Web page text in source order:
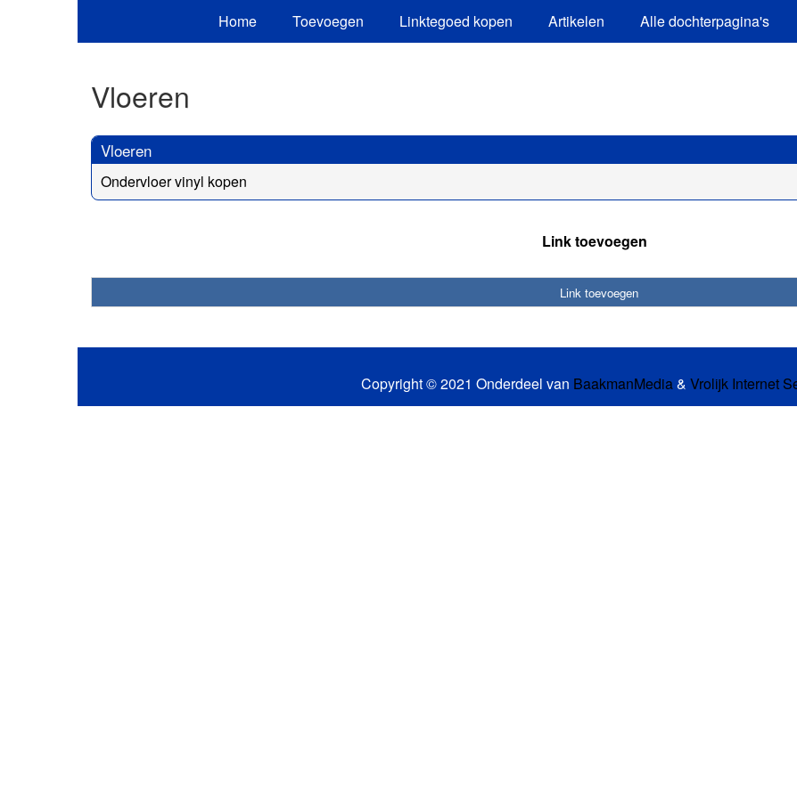
Home Toevoegen Linktegoed kopen Artikelen Alle dochterpagina's
Vloeren
Vloeren
Ondervloer vinyl kopen
Link toevoegen
Link toevoegen
Copyright © 2021 Onderdeel van BaakmanMedia& Vrolijk Internet